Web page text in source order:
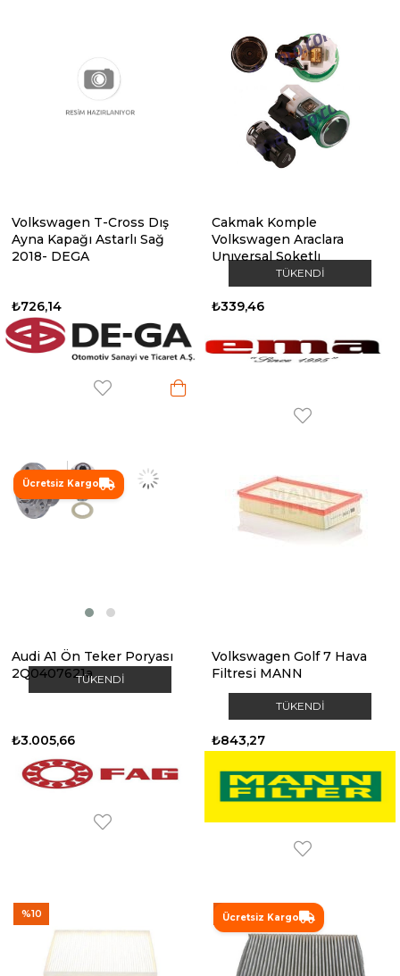
Volkswagen T-Cross Dış
Ayna Kapağı Astarlı Sağ
2018- DEGA
₺726,14
TÜKENDI
Cakmak Komple
Volkswagen Araclara
Unıversal Soketlı
₺339,46
Ücretsiz Kargo
TÜKENDI
Audi A1 Ön Teker Poryası
2Q0407621a
₺3.005,66
TÜKENDI
Volkswagen Golf 7 Hava
Filtresi MANN
₺843,27
%10 Ücretsiz Kargo
%10